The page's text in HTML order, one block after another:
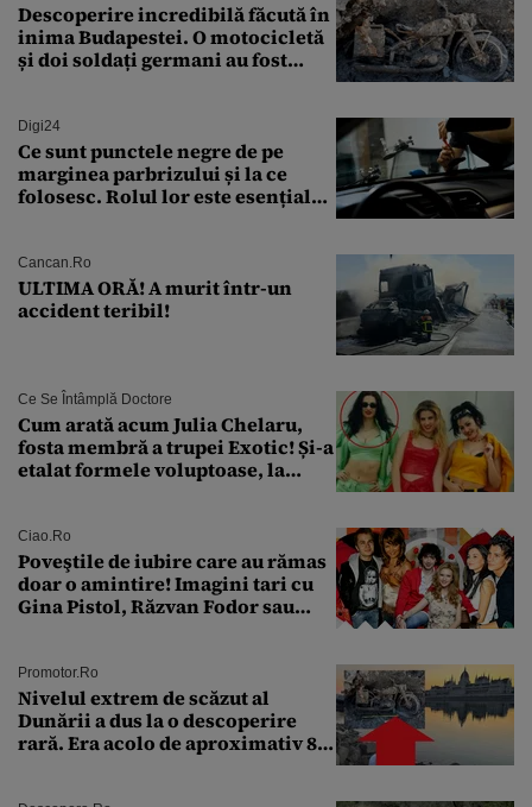
Descoperire incredibilă făcută în
inima Budapestei. O motocicletă
și doi soldați germani au fost
Digi24
Ce sunt punctele negre de pe
marginea parbrizului și la ce
folosesc. Rolul lor este esențial
Cancan.ro
ULTIMA ORĂ! A murit într-un
accident teribil!
Ce Se Întâmplă Doctore
Cum arată acum Julia Chelaru,
fosta membră a trupei Exotic! Și-a
etalat formele voluptoase, la
Ciao.ro
Poveştile de iubire care au rămas
doar o amintire! Imagini tari cu
Gina Pistol, Răzvan Fodor sau
Promotor.ro
Nivelul extrem de scăzut al
Dunării a dus la o descoperire
rară. Era acolo de aproximativ 80